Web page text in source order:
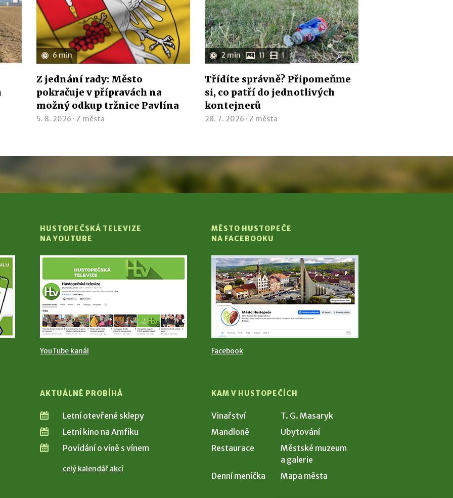
6 min
Z jednání rady: Město
pokračuje v přípravách na
možný odkup tržnice Pavlína
5. 8. 2026 ·Z města
2 min 11 1
Třídíte správně? Připomeňme
si, co patří do jednotlivých
kontejnerů
28. 7. 2026 ·Z města
HUSTOPEČSKÁ TELEVIZE
NA YOUTUBE
YouTube kanál
MĚSTO HUSTOPEČE
NA FACEBOOKU
Facebook
AKTUÁLNĚ PROBÍHÁ
Letní otevřené sklepy
Letní kino na Amfiku
Povídání o víně s vínem
celý kalendář akcí
KAM V HUSTOPEČÍCH
Vinařství
T. G. Masaryk
Mandloně
Ubytování
Restaurace
Městské muzeum
a galerie
Denní meníčka
Mapa města